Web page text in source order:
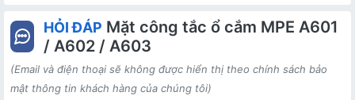
HỎI ĐÁP Mặt công tắc ổ cắm MPE A601
/ A602 / A603
(Email và điện thoại sẽ không được hiển thị theo chính sách bảo
mật thông tin khách hàng của chúng tôi)